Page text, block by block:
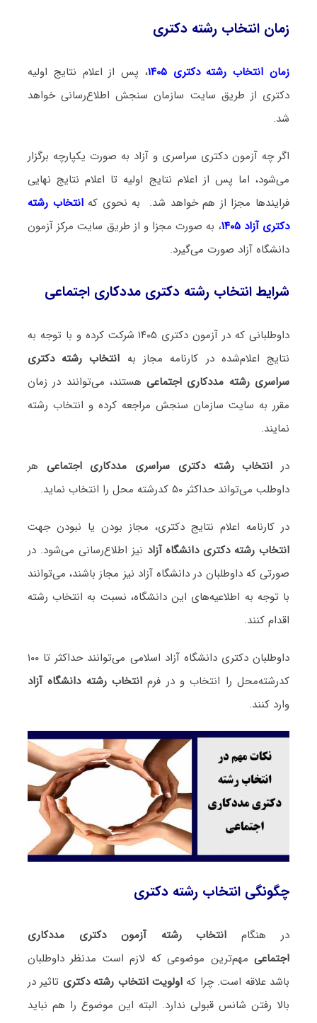
زمان انتخاب رشته دکتری
زمان انتخاب رشته دکتری ۱۴۰۵
، پس از اعلام نتایج اولیه
دکتری از طریق سایت سازمان سنجش اطلاع‌رسانی خواهد
شد.
اگر چه آزمون دکتری سراسری و آزاد به صورت یکپارچه برگزار
می‌شود، اما پس از اعلام نتایج اولیه تا اعلام نتایج نهایی
فرایندها مجزا از هم خواهد شد. به نحوی که انتخاب رشته
دکتری آزاد ۱۴۰۵
، به صورت مجزا و از طریق سایت مرکز آزمون
دانشگاه آزاد صورت می‌گیرد.
شرایط انتخاب رشته دکتری مددکاری اجتماعی
داوطلبانی که در آزمون دکتری ۱۴۰۵ شرکت کرده و با توجه به
نتایج اعلام‌شده در کارنامه مجاز به انتخاب رشته دکتری
سراسری رشته مددکاری اجتماعیهستند، می‌توانند در زمان
مقرر به سایت سازمان سنجش مراجعه کرده و انتخاب رشته
نمایند.
در انتخاب رشته دکتری سراسری مددکاری اجتماعی هر
داوطلب می‌تواند حداکثر ۵۰ کدرشته محل را انتخاب نماید.
در کارنامه اعلام نتایج دکتری، مجاز بودن یا نبودن جهت
انتخاب رشته دکتری دانشگاه آزاد نیز اطلاع‌رسانی می‌شود. در
صورتی که داوطلبان در دانشگاه آزاد نیز مجاز باشند، می‌توانند
با توجه به اطلاعیه‌های این دانشگاه، نسبت به انتخاب رشته
اقدام کنند.
داوطلبان دکتری دانشگاه آزاد اسلامی می‌توانند حداکثر تا ۱۰۰
کدرشته‌محل را انتخاب و در فرم انتخاب رشته دانشگاه آزاد
وارد کنند.
چگونگی انتخاب رشته دکتری
در هنگام انتخاب رشته آزمون دکتری مددکاری
اجتماعیمهم‌ترین موضوعی که لازم است مدنظر داوطلبان
باشد علاقه است. چرا که اولویت انتخاب رشته دکتری تاثیر در
بالا رفتن شانس قبولی ندارد. البته این موضوع را هم نباید